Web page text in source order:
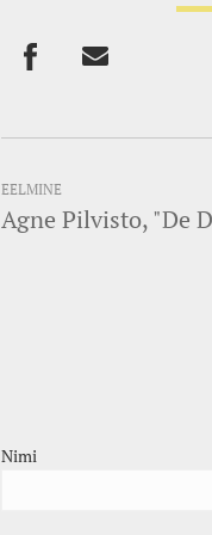
EELMINE
Agne Pilvisto, "De
Nimi